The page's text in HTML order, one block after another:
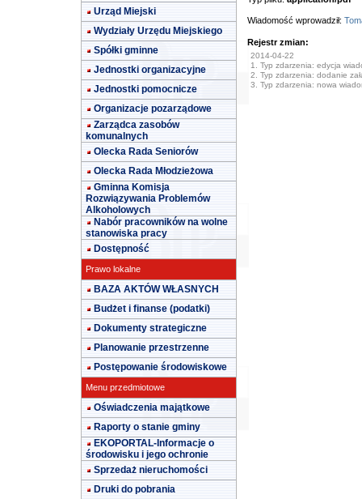
Urząd Miejski
Wydziały Urzędu Miejskiego
Spółki gminne
Jednostki organizacyjne
Jednostki pomocnicze
Organizacje pozarządowe
Zarządca zasobów
komunalnych
Olecka Rada Seniorów
Olecka Rada Młodzieżowa
Gminna Komisja
Rozwiązywania Problemów
Alkoholowych
Nabór pracowników na wolne
stanowiska pracy
Dostępność
Prawo lokalne
BAZA AKTÓW WŁASNYCH
Budżet i finanse (podatki)
Dokumenty strategiczne
Planowanie przestrzenne
Postępowanie środowiskowe
Menu przedmiotowe
Oświadczenia majątkowe
Raporty o stanie gminy
EKOPORTAL-Informacje o
środowisku i jego ochronie
Sprzedaż nieruchomości
Druki do pobrania
Wiadomość wprowadził:
Rejestr zmian:
2014-04-22
1. Typ zdarzenia: edycja
2. Typ zdarzenia: dodanie
3. Typ zdarzenia: nowa